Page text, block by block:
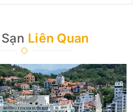
Liên Quan